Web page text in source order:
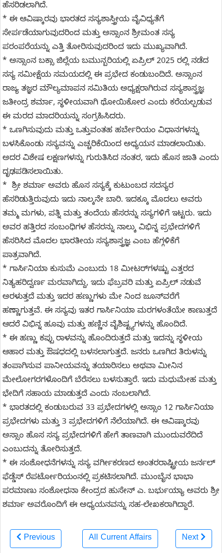
ಹೆಸರಿಡಲಾಗಿದೆ.
* ಈ ಆವಿಷ್ಕಾರವು ಭಾರತದ ಸಸ್ಯಶಾಸ್ತ್ರೀಯ ವೈವಿಧ್ಯತೆಗೆ
ಸೇರ್ಪಡೆಯಾಗುವುದರಿಂದ ಮತ್ತು ಅಸ್ಸಾಂನ ಶ್ರೀಮಂತ ಸಸ್ಯ
ಪರಂಪರೆಯನ್ನು ಎತ್ತಿ ತೋರಿಸುವುದರಿಂದ ಇದು ಮುಖ್ಯವಾಗಿದೆ.
* ಅಸ್ಸಾಂನ ಬಕ್ಸಾ ಜಿಲ್ಲೆಯ ಬಮುನ್ಬರಿಯಲ್ಲಿ ಏಪ್ರಿಲ್ 2025 ರಲ್ಲಿ ನಡೆದ
ಸಸ್ಯ ಸಮೀಕ್ಷೆಯ ಸಮಯದಲ್ಲಿ ಈ ಪ್ರಭೇದ ಕಂಡುಬಂದಿದೆ. ಅಸ್ಸಾಂನ
ರಾಜ್ಯ ತಜ್ಞರ ಮೌಲ್ಯಮಾಪನ ಸಮಿತಿಯ ಅಧ್ಯಕ್ಷರಾಗಿರುವ ಸಸ್ಯಶಾಸ್ತ್ರಜ್ಞ
ಜತೀಂದ್ರ ಶರ್ಮಾ, ಸ್ಥಳೀಯವಾಗಿ ಥೋಯಿಕೋರ ಎಂದು ಕರೆಯಲ್ಪಡುವ
ಈ ಮರದ ಮಾದರಿಯನ್ನು ಸಂಗ್ರಹಿಸಿದರು.
* ಒಣಗಿಸುವುದು ಮತ್ತು ಒತ್ತುವಂತಹ ಹರ್ಬೇರಿಯಂ ವಿಧಾನಗಳನ್ನು
ಬಳಸಿಕೊಂಡು ಸಸ್ಯವನ್ನು ಎಚ್ಚರಿಕೆಯಿಂದ ಅಧ್ಯಯನ ಮಾಡಲಾಯಿತು.
ಅದರ ವಿಶೇಷ ಲಕ್ಷಣಗಳನ್ನು ಗುರುತಿಸಿದ ನಂತರ, ಇದು ಹೊಸ ಜಾತಿ ಎಂದು
ದೃಢಪಡಿಸಲಾಯಿತು.
* ಶ್ರೀ ಶರ್ಮಾ ಅವರು ಹೊಸ ಸಸ್ಯಕ್ಕೆ ಕುಟುಂಬದ ಸದಸ್ಯರ
ಹೆಸರಿಡುತ್ತಿರುವುದು ಇದು ನಾಲ್ಕನೇ ಬಾರಿ. ಇದಕ್ಕೂ ಮೊದಲು ಅವರು
ತಮ್ಮ ಮಗಳು, ಪತ್ನಿ ಮತ್ತು ತಂದೆಯ ಹೆಸರನ್ನು ಸಸ್ಯಗಳಿಗೆ ಇಟ್ಟರು. ಇದು
ಅವರ ಹತ್ತಿರದ ಸಂಬಂಧಿಗಳ ಹೆಸರನ್ನು ನಾಲ್ಕು ವಿಭಿನ್ನ ಪ್ರಭೇದಗಳಿಗೆ
ಹೆಸರಿಸಿದ ಮೊದಲ ಭಾರತೀಯ ಸಸ್ಯಶಾಸ್ತ್ರಜ್ಞ ಎಂಬ ಹೆಗ್ಗಳಿಕೆಗೆ
ಪಾತ್ರವಾಗಿದೆ.
* ಗಾರ್ಸಿನಿಯಾ ಕುಸುಮೆ ಎಂಬುದು 18 ಮೀಟರ್‌ಗಳಷ್ಟು ಎತ್ತರದ
ನಿತ್ಯಹರಿದ್ವರ್ಣ ಮರವಾಗಿದ್ದು, ಇದು ಫೆಬ್ರವರಿ ಮತ್ತು ಏಪ್ರಿಲ್ ನಡುವೆ
ಅರಳುತ್ತದೆ ಮತ್ತು ಇದರ ಹಣ್ಣುಗಳು ಮೇ ನಿಂದ ಜೂನ್‌ವರೆಗೆ
ಹಣ್ಣಾಗುತ್ತವೆ. ಈ ಸಸ್ಯವು ಇತರ ಗಾರ್ಸಿನಿಯಾ ಮರಗಳಂತೆಯೇ ಕಾಣುತ್ತದೆ
ಆದರೆ ವಿಭಿನ್ನ ಹೂವು ಮತ್ತು ಹಣ್ಣಿನ ವೈಶಿಷ್ಟ್ಯಗಳನ್ನು ಹೊಂದಿದೆ.
* ಈ ಹಣ್ಣು ಕಪ್ಪು ರಾಳವನ್ನು ಹೊಂದಿರುತ್ತದೆ ಮತ್ತು ಇದನ್ನು ಸ್ಥಳೀಯ
ಆಹಾರ ಮತ್ತು ಔಷಧದಲ್ಲಿ ಬಳಸಲಾಗುತ್ತದೆ. ಜನರು ಒಣಗಿದ ತಿರುಳನ್ನು
ತಂಪಾಗಿಸುವ ಪಾನೀಯವನ್ನು ತಯಾರಿಸಲು ಅಥವಾ ಮೀನಿನ
ಮೇಲೋಗರಗಳೊಂದಿಗೆ ಬೆರೆಸಲು ಬಳಸುತ್ತಾರೆ. ಇದು ಮಧುಮೇಹ ಮತ್ತು
ಭೇದಿಗೆ ಸಹಾಯ ಮಾಡುತ್ತದೆ ಎಂದು ನಂಬಲಾಗಿದೆ.
* ಭಾರತದಲ್ಲಿ ಕಂಡುಬರುವ 33 ಪ್ರಭೇದಗಳಲ್ಲಿ ಅಸ್ಸಾಂ 12 ಗಾರ್ಸಿನಿಯಾ
ಪ್ರಭೇದಗಳು ಮತ್ತು 3 ಪ್ರಭೇದಗಳಿಗೆ ನೆಲೆಯಾಗಿದೆ. ಈ ಆವಿಷ್ಕಾರವು
ಅಸ್ಸಾಂ ಹೊಸ ಸಸ್ಯ ಪ್ರಭೇದಗಳಿಗೆ ಹೇಗೆ ತಾಣವಾಗಿ ಮುಂದುವರೆದಿದೆ
ಎಂಬುದನ್ನು ತೋರಿಸುತ್ತದೆ.
* ಈ ಸಂಶೋಧನೆಗಳನ್ನು ಸಸ್ಯ ವರ್ಗೀಕರಣದ ಅಂತರರಾಷ್ಟ್ರೀಯ ಜರ್ನಲ್
ಫೆಡ್ಡೆಸ್ ರೆಪರ್ಟೋರಿಯಂನಲ್ಲಿ ಪ್ರಕಟಿಸಲಾಗಿದೆ. ಮುಂಬೈನ ಭಾಭಾ
ಪರಮಾಣು ಸಂಶೋಧನಾ ಕೇಂದ್ರದ ಹುಸೇನ್ ಎ. ಬರ್ಭುಯ್ಯಾ ಅವರು ಶ್ರೀ
ಶರ್ಮಾ ಅವರೊಂದಿಗೆ ಈ ಅಧ್ಯಯನವನ್ನು ಸಹ-ಲೇಖಕರಾಗಿದ್ದಾರೆ.
Previous All Current Affairs Next